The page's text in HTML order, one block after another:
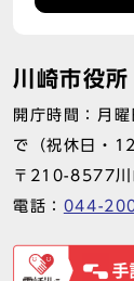
川崎市役所
開庁時間：月
で（祝休日・
〒210-8577川
電話： 044-